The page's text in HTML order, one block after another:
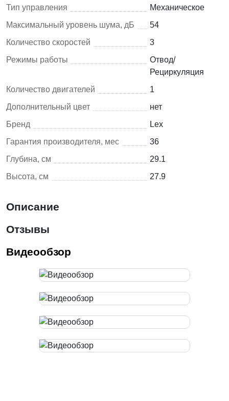
Тип управления
Механическое
Максимальный уровень шума, дБ
54
Количество скоростей
3
Режимы работы
Отвод/
Рециркуляция
Количество двигателей
1
Дополнительный цвет
нет
Бренд
Lex
Гарантия производителя, мес
36
Глубина, см
29.1
Высота, см
27.9
Описание
Отзывы
Видеообзор